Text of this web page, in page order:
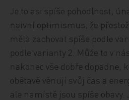
Je to asi spíše pohodlnost,
naivní optimismus, že
měla zachovat spíše podle
podle varianty 2. Může to v
nakonec vše dobře dopadne,
obětavě věnují svůj čas a
ale namístě jsou spíše